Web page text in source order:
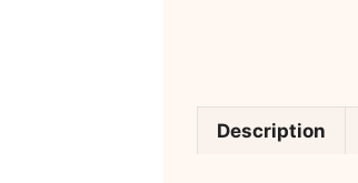
Description